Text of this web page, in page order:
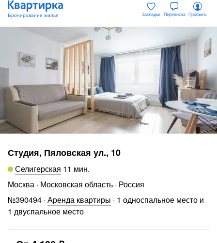
Закладки Переписка Профиль
Студия, Пяловская ул., 10
Селигерская 11 мин.
Москва · Московская область · Россия
№390494 · Аренда квартиры · 1 односпальное место и
1 двуспальное место